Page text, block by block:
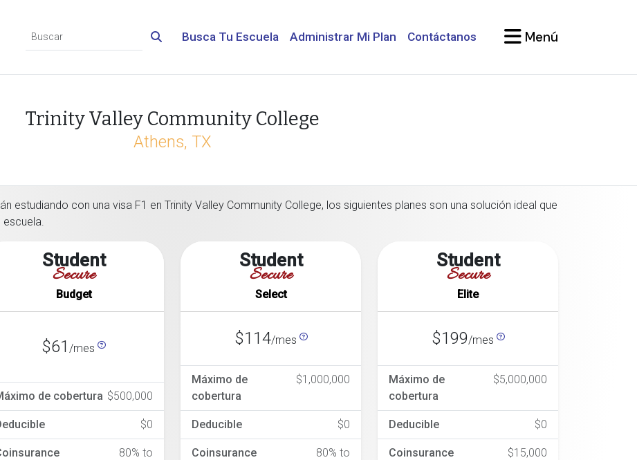
Busca Tu Escuela Administrar Mi Plan Contáctanos Menú
Trinity Valley Community College
Athens, TX
estudiando con una visa F1 en Trinity Valley Community College, los siguientes planes son una solución ideal que
escuela.
Student
Secure
Budget
$61 /mes
de cobertura $500,000
$0
80% to
Student
Secure
Select
$114/mes
Máximo de
cobertura
$1,000,000
Deducible $0
Coinsurance
80% to
Student
Secure
Elite
$199/mes
Máximo de
cobertura
$5,000,000
Deducible $0
Coinsurance
$15,000